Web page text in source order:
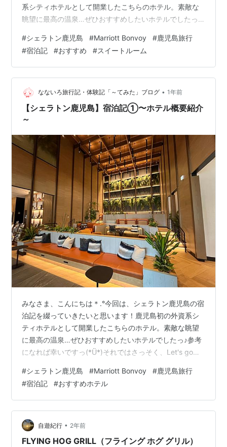
系シティホテルとして開業したこちらのホテル。素敵な
眺望に最高の温泉…ぜひおすすめしたいホテルでしたっ♪
go～☆ １．お部屋の種類 ２．”桜島スイート”のお部屋
３．玄関 ４．リビング ５．ベッドルーム ６．バスルー
ム ７．ウォークインクローゼット ８．まとめ １．お部
屋の種類 シェラトン鹿児島の客室フロアは、6階〜18階
となり、スイートを含む全10タイプ、228室あります。
ホ…
#シェラトン鹿児島 #Marriott Bonvoy #鹿児島旅行
#宿泊記 #おすすめ #スイートルーム
なないろ旅行記・体験記「～てみた」ブログ • 1年前
【シェラトン鹿児島】宿泊記①〜ホテル概要紹介
～
みなさま、こんにちは＊.°今回は、シェラトン鹿児島の宿
泊記を綴っていきたいと思います！鹿児島初の外資系シ
ティホテルとして開業したこちらのホテル。素敵な眺望
に最高の温泉…ぜひおすすめしたいホテルでしたっ♪参考
になれば幸いですっ(*Ü*)それではさっそく、Let's go～
その他施設（フィットネス・温泉) ４．まとめ １．シェ
ラトン鹿児島 シェラトン鹿児島は、鹿児島初の外資系シ
ティホテルとして、鹿児島交通局局舎の跡地に2023年5
月16日に開業しました。鹿児島市電武之橋駅から徒歩１
分っ♪ 降りてすぐ正面に見える建物がシェラトン鹿児島に
なります。…
#シェラトン鹿児島 #Marriott Bonvoy #鹿児島旅行
#宿泊記 #おすすめホテル
自遊紀行 • 2年前
FLYING HOG GRILL（フライング ホグ グリル）